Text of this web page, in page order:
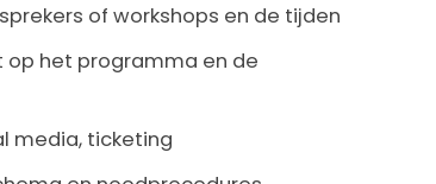
of workshops en de tijden
op het programma en de
media, ticketing